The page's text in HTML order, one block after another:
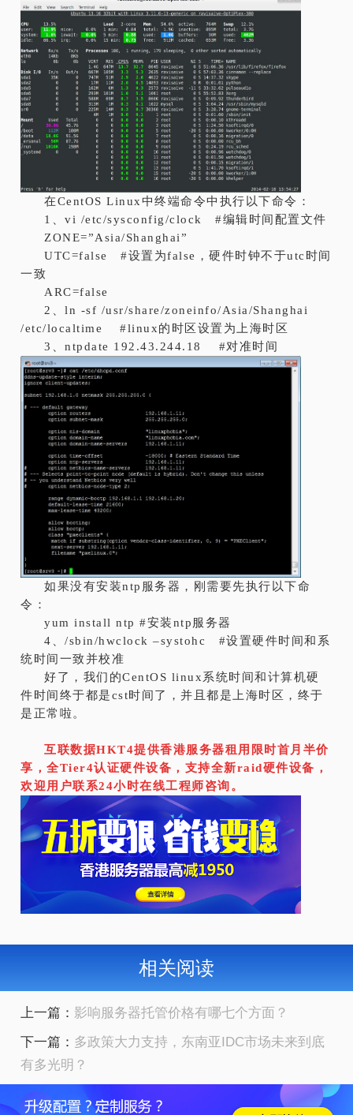
在CentOS Linux中终端命令中执行以下命令：
1、vi /etc/sysconfig/clock #编辑时间配置文件
ZONE=”Asia/Shanghai”
UTC=false #设置为false，硬件时钟不于utc时间
一致
ARC=false
2、ln -sf /usr/share/zoneinfo/Asia/Shanghai
/etc/localtime #linux的时区设置为上海时区
3、ntpdate 192.43.244.18 #对准时间
如果没有安装ntp服务器，刚需要先执行以下命
令：
yum install ntp #安装ntp服务器
4、/sbin/hwclock –systohc #设置硬件时间和系
统时间一致并校准
好了，我们的CentOS linux系统时间和计算机硬
件时间终于都是cst时间了，并且都是上海时区，终于
是正常啦。
互联数据HKT4提供香港服务器租用限时首月半价
享，全Tier4认证硬件设备，支持全新raid硬件设备，
欢迎用户联系24小时在线工程师咨询。
相关阅读
上一篇：影响服务器托管价格有哪七个方面？
下一篇： 多政策大力支持，东南亚IDC市场未来到底
有多光明？